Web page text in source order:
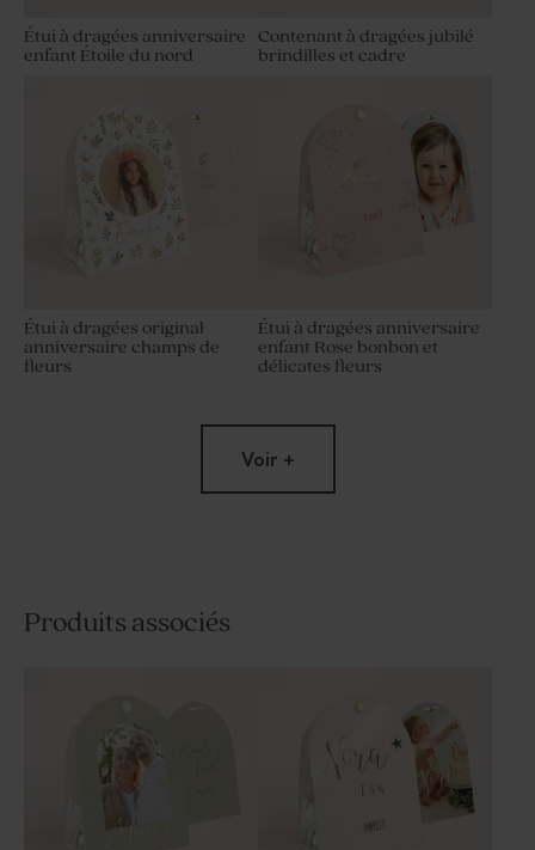
Étui à dragées anniversaire
enfant Étoile du nord
Contenant à dragées jubilé
brindilles et cadre
Étui à dragées original
anniversaire champs de
fleurs
Étui à dragées anniversaire
enfant Rose bonbon et
délicates fleurs
Voir +
Produits associés